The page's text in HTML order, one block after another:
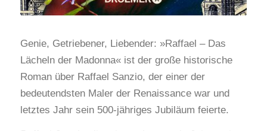
Genie, Getriebener, Liebender: »Raffael – Das
Lächeln der Madonna« ist der große historische
Roman über Raffael Sanzio, der einer der
bedeutendsten Maler der Renaissance war und
letztes Jahr sein 500-jähriges Jubiläum feierte.